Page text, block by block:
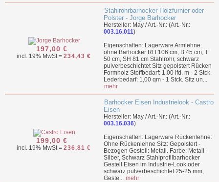
197,00 €
incl. 19% MwSt = 234,43 €
Stahlrohrbarhocker Holzfurnier oder
Polster - Jorge Barhocker
Hersteller: May / Art.-Nr.: (Art.-Nr.:
003.16.011)
Eigenschaften: Lagerware Armlehne:
ohne Barhocker RH 106 cm, B 45 cm, T
50 cm, SH 81 cm Stahlrohr, schwarz
pulverbeschichtet Sitz gepolstert Rücken
Formholz Stoffbedarf: 1,00 lfd. m - 2 Stck.
Lederbedarf: 1,00 qm - 1 Stck. Sitz un...
mehr
199,00 €
incl. 19% MwSt = 236,81 €
Barhocker Eisen Industrielook - Castro
Eisen
Hersteller: May / Art.-Nr.: (Art.-Nr.:
003.16.036)
Eigenschaften: Lagerware Rückenlehne:
Ohne Rückenlehne Sitz: Gepolstert -
Bezogen Gestell: Metall. Farbe: Metall -
Silber, Schwarz Stahlprofilbarhocker
Gestell Eisen im Industrie-Look oder
schwarz pulverbeschichtet 25-25 mm,
Geste... mehr